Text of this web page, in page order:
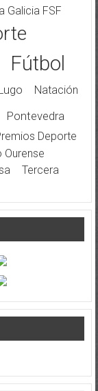
Galicia FSF
Fútbol
Lugo Natación
Pontevedra
Deporte
Ourense
Tercera